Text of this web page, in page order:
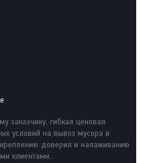
заказчику, гибкая ценовая
условий на вывоз мусора в
доверия и налаживанию
клиентами.